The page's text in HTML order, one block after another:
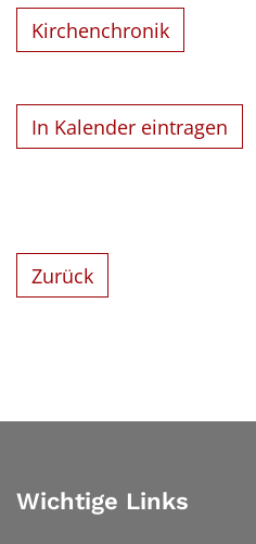
Kirchenchronik
In Kalender eintragen
Zurück
Wichtige Links